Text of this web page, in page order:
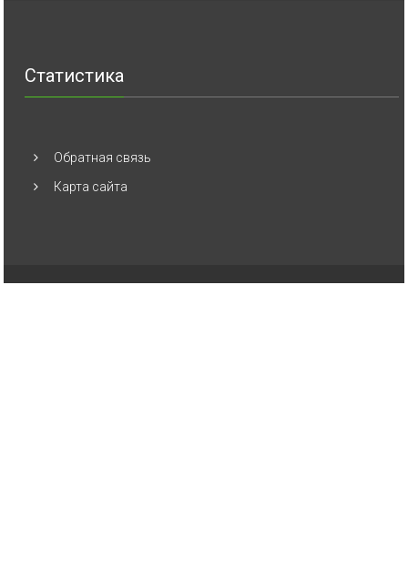
Статистика
Обратная связь
Карта сайта